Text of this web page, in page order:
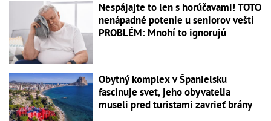
Nespájajte to len s horúčavami! TOTO
nenápadné potenie u seniorov veští
PROBLÉM: Mnohí to ignorujú
Obytný komplex v Španielsku
fascinuje svet, jeho obyvatelia
museli pred turistami zavrieť brány